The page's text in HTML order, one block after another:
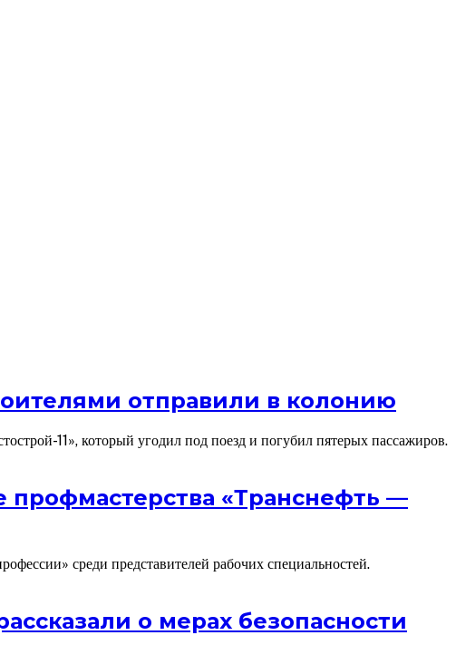
отправили в колонию
11», который угодил под поезд и погубил пятерых пассажиров.
профмастерства «Транснефть —
среди представителей рабочих специальностей.
о мерах безопасности